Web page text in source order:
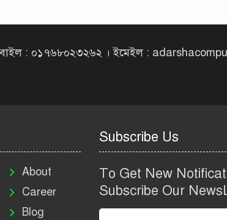
: ০১৭৬৮০২৩২৬২ । ইমেইল :
About
Career
Blog
Subscribe Us
To Get New
Subscribe Our